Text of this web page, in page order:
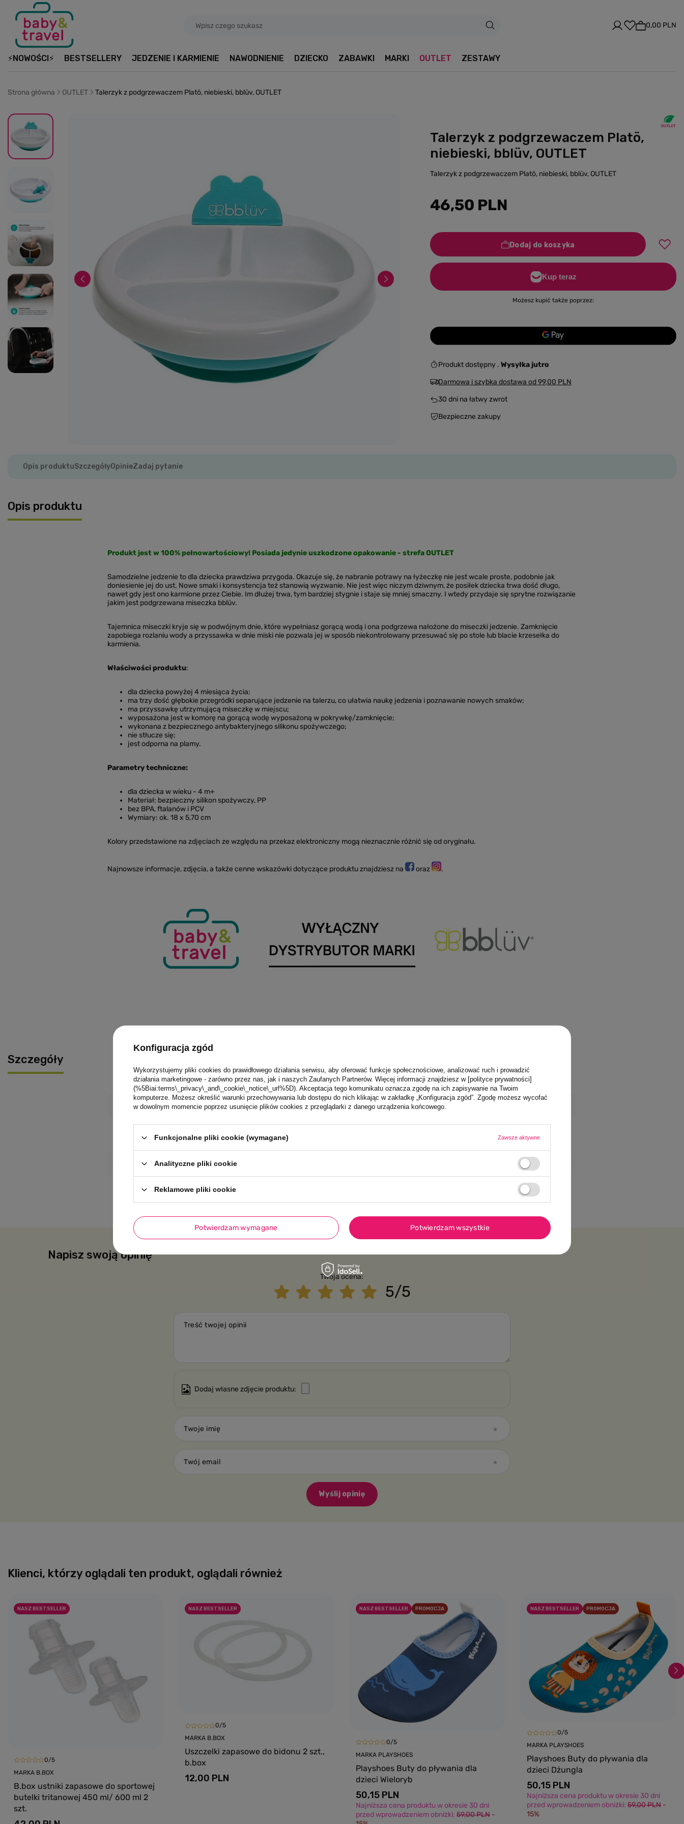
⚡NOWOŚCI⚡ BESTSELLERY JEDZENIE I KARMIENIE NAWODNIENIE DZIECKO ZABAWKI MARKI OUTLET ZESTAWY
0,00 PLN
Strona główna OUTLET Talerzyk z podgrzewaczem Platö, niebieski, bblüv, OUTLET
Talerzyk z podgrzewaczem Platö,
niebieski, bblüv, OUTLET
Talerzyk z podgrzewaczem Platö, niebieski, bblüv, OUTLET
46,50 PLN
Dodaj do koszyka
Możesz kupić także poprzez:
Produkt dostępny Wysyłka jutro
Darmowa i szybka dostawa od99,00 PLN
30 dni na łatwy zwrot
Bezpieczne zakupy
Opis produktuSzczegółyOpinieZadaj pytanie
Opis produktu
Produkt jest w 100% pełnowartościowy! Posiada jedynie uszkodzone opakowanie - strefa OUTLET
Samodzielne jedzenie to dla dziecka prawdziwa przygoda. Okazuje się, że nabranie potrawy na łyżeczkę nie jest wcale proste, podobnie jak
doniesienie jej do ust. Nowe smaki i konsystencja też stanowią wyzwanie. Nie jest więc niczym dziwnym, że posiłek dziecka trwa dość długo,
nawet gdy jest ono karmione przez Ciebie. Im dłużej trwa, tym bardziej stygnie i staje się mniej smaczny. I wtedy przydaje się sprytne rozwiązanie
jakim jest podgrzewana miseczka bblüv.
Tajemnica miseczki kryje się w podwójnym dnie, które wypełniasz gorącą wodą i ona podgrzewa nałożone do miseczki jedzenie. Zamknięcie
zapobiega rozlaniu wody a przyssawka w dnie miski nie pozwala jej w sposób niekontrolowany przesuwać się po stole lub blacie krzesełka do
karmienia.
Właściwości produktu:
dla dziecka powyżej 4 miesiąca życia;
ma trzy dość głębokie przegródki separujące jedzenie na talerzu, co ułatwia naukę jedzenia i poznawanie nowych smaków;
ma przyssawkę utrzymującą miseczkę w miejscu;
wyposażona jest w komorę na gorącą wodę wyposażoną w pokrywkę/zamknięcie;
wykonana z bezpiecznego antybakteryjnego silikonu spożywczego;
nie stłucze się;
jest odporna na plamy.
Parametry techniczne:
dla dziecka w wieku - 4 m+
Materiał: bezpieczny silikon spożywczy, PP
bez BPA, ftalanów i PCV
Wymiary: ok. 18 x 5,70 cm
Kolory przedstawione na zdjęciach ze względu na przekaz elektroniczny mogą nieznacznie różnić się od oryginału.
Najnowsze informacje, zdjęcia, a także cenne wskazówki dotyczące produktu znajdziesz na oraz .
Szczegóły
Marka marka Outlet
Symbol B0107-B_O
Kod producenta
Napisz swoją opinię
Twoja ocena:
5/5
Treść twojej opinii
Dodaj własne zdjęcie produktu:
Twoje imię
Twój email
Wyślij opinię
Klienci, którzy oglądali ten produkt, oglądali również
NASZ BESTSELLER
0/5
MARKA B.BOX
B.box ustniki zapasowe do sportowej
butelki tritanowej 450 ml/ 600 ml 2
szt.
NASZ BESTSELLER
0/5
MARKA B.BOX
Uszczelki zapasowe do bidonu 2 szt.,
b.box
12,00 PLN
NASZ BESTSELLER PROMOCJA
0/5
MARKA PLAYSHOES
Playshoes Buty do pływania dla
dzieci Wieloryb
50,15 PLN
Najniższa cena produktu w okresie 30 dni
przed wprowadzeniem obniżki: 59,00 PLN -
NASZ BESTSELLER PROMOCJA
0/5
MARKA PLAYSHOES
Playshoes Buty do pływania dla
dzieci Dżungla
50,15 PLN
Najniższa cena produktu w okresie 30 dni
przed wprowadzeniem obniżki: 59,00 PLN -
15%
Konfiguracja zgód
Wykorzystujemy pliki cookies do prawidłowego działania serwisu, aby oferować funkcje społecznościowe, analizować ruch i prowadzić
działania marketingowe - zarówno przez nas, jak i naszych Zaufanych Partnerów. Więcej informacji znajdziesz w [polityce prywatności]
(%5Biai:terms\_privacy\_and\_cookie\_notice\_url%5D). Akceptacja tego komunikatu oznacza zgodę na ich zapisywanie na Twoim
komputerze. Możesz określić warunki przechowywania lub dostępu do nich klikając w zakładkę „Konfiguracja zgód”. Zgodę możesz wycofać
w dowolnym momencie poprzez usunięcie plików cookies z przeglądarki z danego urządzenia końcowego.
Funkcjonalne pliki cookie (wymagane) Zawsze aktywne
Analityczne pliki cookie
Reklamowe pliki cookie
Potwierdzam wymagane Potwierdzam wszystkie